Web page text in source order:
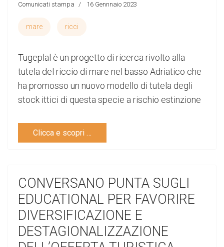
Comunicati stampa 16 Gennnaio 2023
mare ricci
Tugeplal è un progetto di ricerca rivolto alla
tutela del riccio di mare nel basso Adriatico che
ha promosso un nuovo modello di tutela degli
stock ittici di questa specie a rischio estinzione
Clicca e scopri …
CONVERSANO PUNTA SUGLI
EDUCATIONAL PER FAVORIRE
DIVERSIFICAZIONE E
DESTAGIONALIZZAZIONE